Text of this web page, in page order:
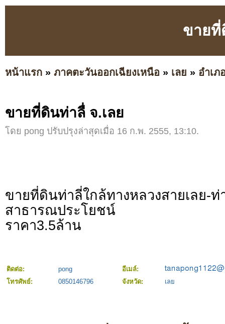
ขายที่
หน้าแรก » ภาคตะวันออกเฉียงเหนือ » เลย » อำเภ
ขายที่ดินท่าลื่ จ.เลย
โดย pong ปรับปรุงล่าสุดเมื่อ 16 ก.พ. 2555, 13:10.
ขายที่ดินท่าลี่ใกล้ทางหลวงสายเลย-ท่
สาธารณประโยชน์
ราคา3.5ล้าน
ติดต่อ: pong
อีเมล์:
โทรศัพย์:
0850146796 จังหวัด: เลย